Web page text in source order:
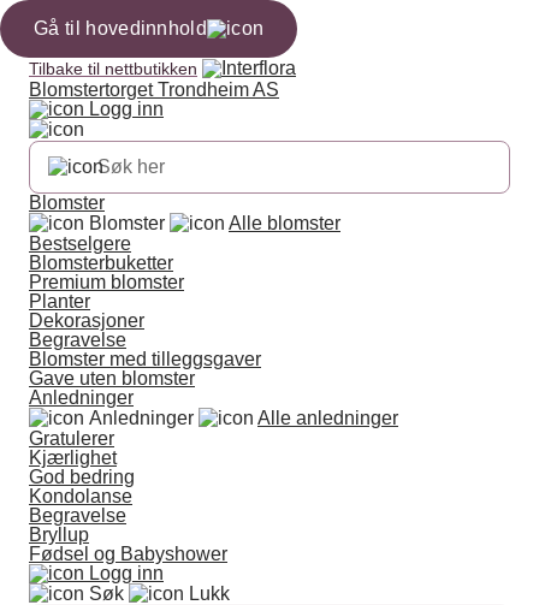
Gå til hovedinnhold
Tilbake til nettbutikken
Blomstertorget Trondheim AS
Logg inn
Blomster
Blomster
Alle blomster
Bestselgere
Blomsterbuketter
Premium blomster
Planter
Dekorasjoner
Begravelse
Blomster med tilleggsgaver
Gave uten blomster
Anledninger
Anledninger
Alle anledninger
Gratulerer
Kjærlighet
God bedring
Kondolanse
Begravelse
Bryllup
Fødsel og Babyshower
Logg inn
Søk
Lukk